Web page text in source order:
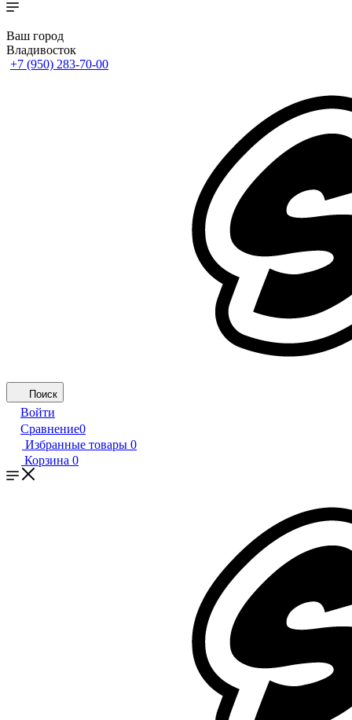
Ваш город
Владивосток
+7 (950) 283-70-00
Поиск
Войти
Сравнение0
Избранные товары 0
Корзина 0